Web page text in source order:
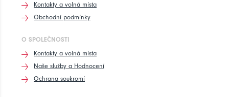
Kontakty a volná místa
Obchodní podmínky
O SPOLEČNOSTI
Kontakty a volná místa
Naše služby a Hodnocení
Ochrana soukromí